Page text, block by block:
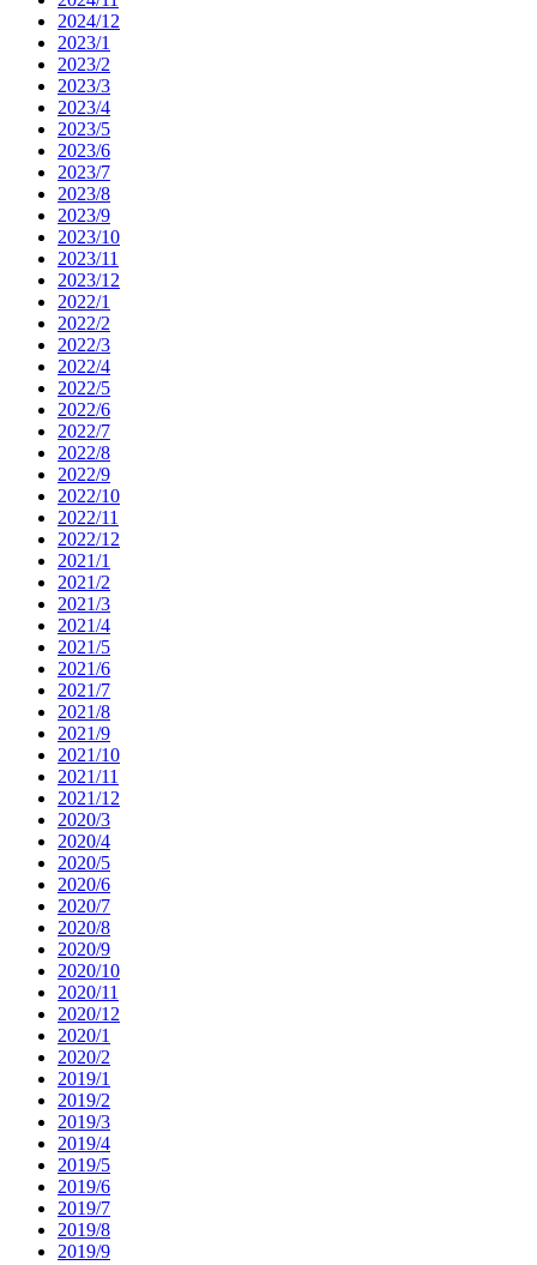
2024/12
2023/1
2023/2
2023/3
2023/4
2023/5
2023/6
2023/7
2023/8
2023/9
2023/10
2023/11
2023/12
2022/1
2022/2
2022/3
2022/4
2022/5
2022/6
2022/7
2022/8
2022/9
2022/10
2022/11
2022/12
2021/1
2021/2
2021/3
2021/4
2021/5
2021/6
2021/7
2021/8
2021/9
2021/10
2021/11
2021/12
2020/3
2020/4
2020/5
2020/6
2020/7
2020/8
2020/9
2020/10
2020/11
2020/12
2020/1
2020/2
2019/1
2019/2
2019/3
2019/4
2019/5
2019/6
2019/7
2019/8
2019/9